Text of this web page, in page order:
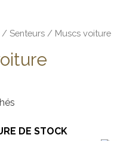
/ Senteurs / Muscs voiture
DE STOCK